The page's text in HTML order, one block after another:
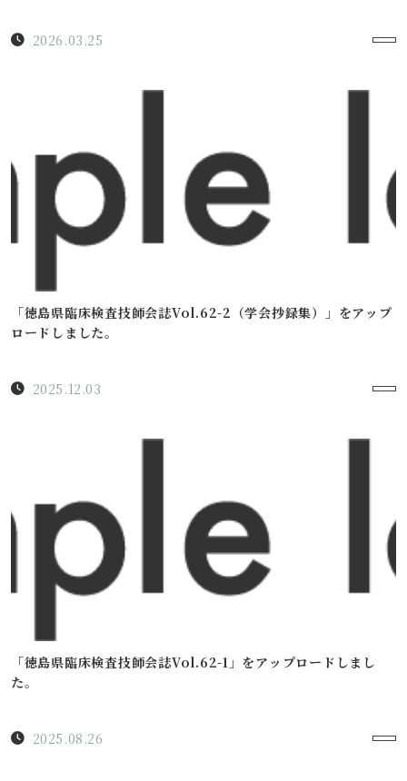
2026.03.25
「徳島県臨床検査技師会誌Vol.62-2（学会抄録集）」をアップ
ロードしました。
2025.12.03
「徳島県臨床検査技師会誌Vol.62-1」をアップロードしまし
た。
2025.08.26